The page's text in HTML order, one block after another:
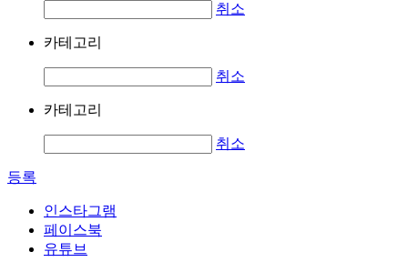
취소
카테고리
취소
카테고리
취소
등록
인스타그램
페이스북
유튜브